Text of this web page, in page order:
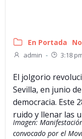
En Portada
admin - 3:18
El jolgorio
Sevilla, en junio
democracia. Este
ruido y llenar las
Imagen:
convocado por el